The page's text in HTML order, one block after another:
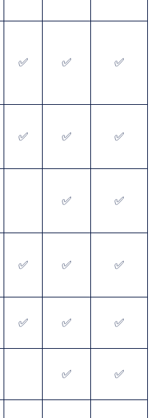
✅ ✅ ✅
✅ ✅ ✅
✅ ✅
✅ ✅ ✅
✅ ✅ ✅
✅ ✅